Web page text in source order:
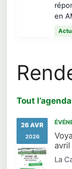
en
Tout l’agenda
26 AVR
2026
La